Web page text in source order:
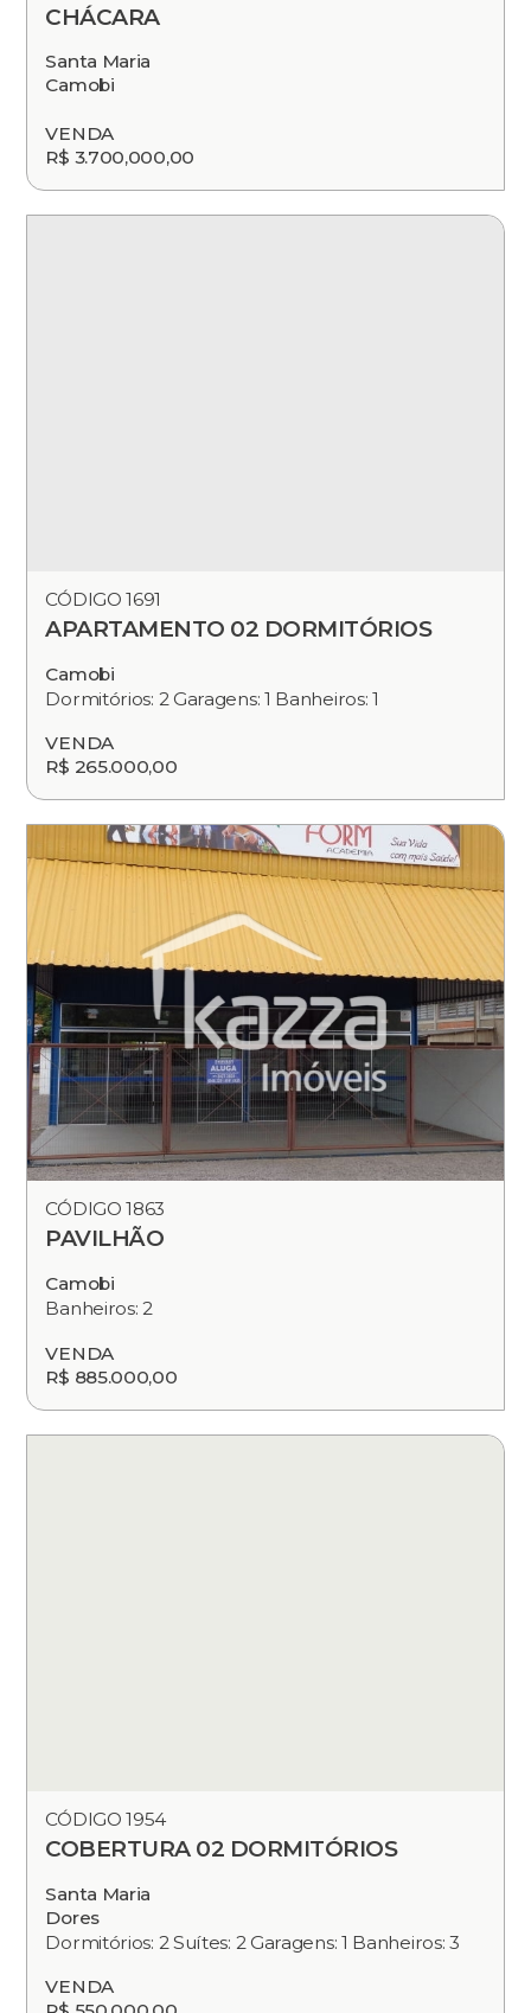
CHÁCARA
Santa Maria
Camobi
VENDA
R$ 3.700,000,00
CÓDIGO 1691
APARTAMENTO 02 DORMITÓRIOS
Camobi
Dormitórios: 2 Garagens: 1 Banheiros: 1
VENDA
R$ 265.000,00
CÓDIGO 1863
PAVILHÃO
Camobi
Banheiros: 2
VENDA
R$ 885.000,00
CÓDIGO 1954
COBERTURA 02 DORMITÓRIOS
Santa Maria
Dores
Dormitórios: 2 Suítes: 2 Garagens: 1 Banheiros: 3
VENDA